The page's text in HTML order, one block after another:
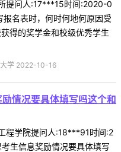
提问人:17***15时间:2020-0
名表时，何时何地何原因受
得的奖学金和校级优秀学生
学 2022-10-16
情况要具体填写吗这个和
程学院提问人:18***91时间:2
生信息奖励情况要具体填写